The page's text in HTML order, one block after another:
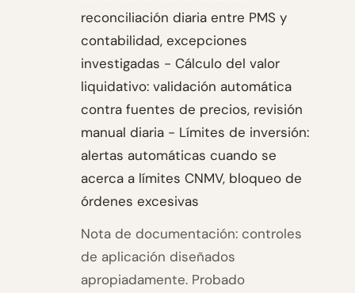
reconciliación diaria entre PMS y
contabilidad, excepciones
investigadas - Cálculo del valor
liquidativo: validación automática
contra fuentes de precios, revisión
manual diaria - Límites de inversión:
alertas automáticas cuando se
acerca a límites CNMV, bloqueo de
órdenes excesivas
Nota de documentación: controles
de aplicación diseñados
apropiadamente. Probado